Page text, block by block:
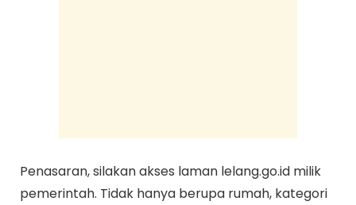
Penasaran, silakan akses laman lelang.go.id milik
pemerintah. Tidak hanya berupa rumah, kategori